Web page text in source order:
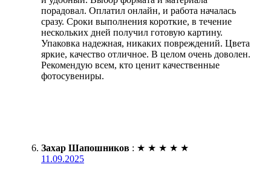
порадовал. Оплатил онлайн, и работа началась
сразу. Сроки выполнения короткие, в течение
нескольких дней получил готовую картину.
Упаковка надежная, никаких повреждений. Цвета
яркие, качество отличное. В целом очень доволен.
Рекомендую всем, кто ценит качественные
фотосувениры.
Захар Шапошников : ★ ★ ★ ★ ★
11.09.2025